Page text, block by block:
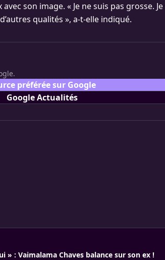
son image. « Je ne suis pas grosse. Je
qualités », a-t-elle indiqué.
préférée sur Google
Google Actualités
» : Vaimalama Chaves balance sur son ex !